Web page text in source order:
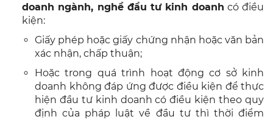
doanh ngành, nghề đầu tư kinh doanh có điều
kiện:
Giấy phép hoặc giấy chứng nhận hoặc văn bản
xác nhận, chấp thuận;
Hoặc trong quá trình hoạt động cơ sở kinh
doanh không đáp ứng được điều kiện để thực
hiện đầu tư kinh doanh có điều kiện theo quy
định của pháp luật về đầu tư thì thời điểm